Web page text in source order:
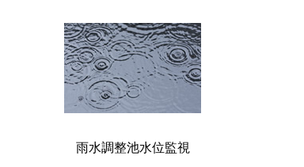
雨水調整池水位監視